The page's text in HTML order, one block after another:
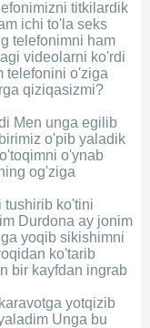
titkilardik
ichi to'la seks
telefonimni ham
videolarni ko'rdi
telefonini o'ziga
qiziqasizmi?
Men unga egilib
o'pib yaladik
o'ynab
og'ziga
tushirib ko'tini
Durdona ay jonim
yoqib sikishimni
ko'tarib
bir kayfdan ingrab
yotqizib
Unga bu